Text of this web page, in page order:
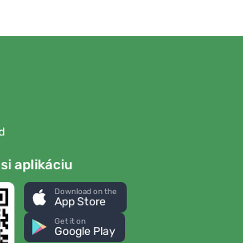
aplikáciu
Download on the
App Store
Get it on
Google Play